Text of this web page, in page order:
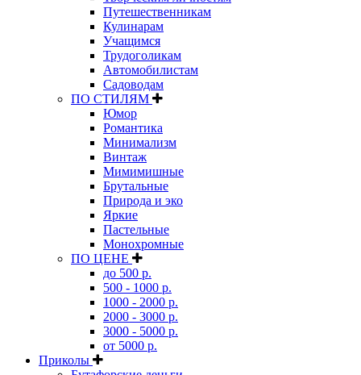
Путешественникам
Кулинарам
Учащимся
Трудоголикам
Автомобилистам
Садоводам
ПО СТИЛЯМ
Юмор
Романтика
Минимализм
Винтаж
Мимимишные
Брутальные
Природа и эко
Яркие
Пастельные
Монохромные
ПО ЦЕНЕ
до 500 р.
500 - 1000 р.
1000 - 2000 р.
2000 - 3000 р.
3000 - 5000 р.
от 5000 р.
Приколы